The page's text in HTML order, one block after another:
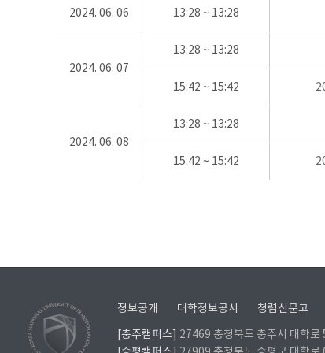
2024. 06. 06 13:28 ~ 13:28
2024. 06. 07
13:28 ~ 13:28
15:42 ~ 15:42
2024. 06. 08
13:28 ~ 13:28
15:42 ~ 15:42
정보공개 대학정보공시 청렴신문고
[충주캠퍼스]
27469 충청북도 충주시 대학